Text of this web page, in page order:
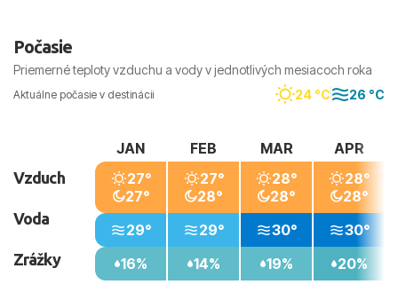
Počasie
Priemerné teploty vzduchu a vody v jednotlivých mesiacoch roka
Aktuálne počasie v destinácii 24 °C 26 °C
Vzduch
Voda
Zrážky
JAN
27°
27°
29°
16%
FEB
27°
28°
29°
14%
MAR
28°
28°
30°
19%
APR
28°
28°
30°
20%